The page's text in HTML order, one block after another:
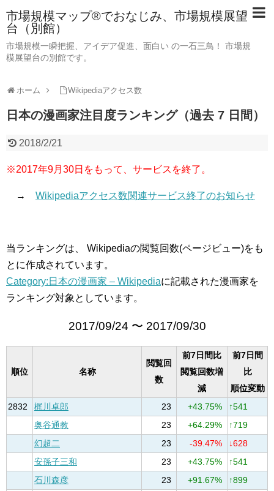
市場規模マップ®でおなじみ、市場規模展望
台（別館）
市場規模一瞬把握、アイデア促進、面白い の一石三鳥！ 市場規
模展望台の別館です。
ホーム Wikipediaアクセス数
日本の漫画家注目度ランキング（過去 7 日間）
2018/2/21
※2017年9月30日をもって、サービスを終了。
→ Wikipediaアクセス数関連サービス終了のお知らせ
当ランキングは、 Wikipediaの閲覧回数(ページビュー)をも
とに作成されています。
Category:日本の漫画家 – Wikipediaに記載された漫画家を
ランキング対象としています。
2017/09/24 〜 2017/09/30
順位 名称
閲覧回
数
前7日間比
閲覧回数増
減
前7日間
比
順位変動
2832
梶川卓郎 23 +43.75%
↑541
奥谷通教
23 +64.29%
↑719
幻超二
23 -39.47%
↓628
安孫子三和
23 +43.75%
↑541
石川森彦
23 +91.67%
↑899